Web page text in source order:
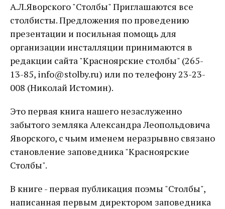
А.Л.Яворского "Столбы" Приглашаются все
столбисты. Предложения по проведению
презентации и посильная помощь для
организации инсталляции принимаются в
редакции сайта "Красноярские столбы" (265-
13-85, info@stolby.ru) или по телефону 23-23-
008 (Николай Истомин).
Это первая книга нашего незаслуженно
забытого земляка Александра Леопольдовича
Яворского, с чьим именем неразрывно связано
становление заповедника "Красноярские
Столбы".
В книге - первая публикация поэмы "Столбы",
написанная первым директором заповедника